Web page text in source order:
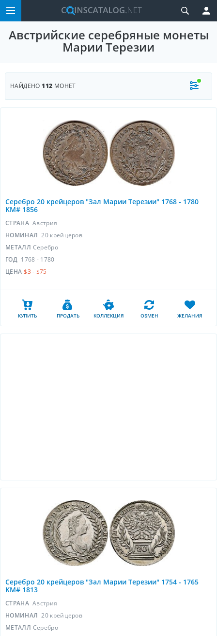
Австрийские серебряные монеты
Марии Терезии
НАЙДЕНО112 МОНЕТ
Серебро 20 крейцеров "Зал Марии Терезии" 1768 - 1780
KM# 1856
СТРАНА Австрия
НОМИНАЛ 20 крейцеров
МЕТАЛЛ Серебро
ГОД 1768 - 1780
ЦЕНА $3 - $75
КУПИТЬ ПРОДАТЬ КОЛЛЕКЦИЯ ОБМЕН ЖЕЛАНИЯ
Серебро 20 крейцеров "Зал Марии Терезии" 1754 - 1765
KM# 1813
СТРАНА Австрия
НОМИНАЛ 20 крейцеров
МЕТАЛЛ Серебро